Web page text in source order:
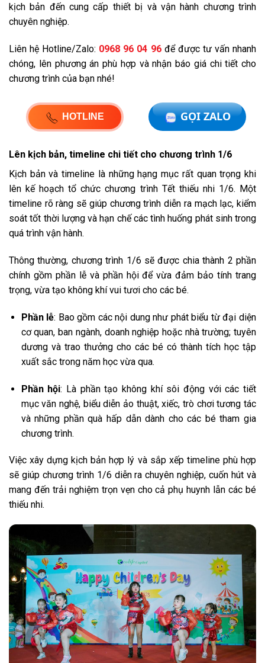
kịch bản đến cung cấp thiết bị và vận hành chương trình
chuyên nghiệp.
Liên hệ Hotline/Zalo: 0968 96 04 96để được tư vấn nhanh
chóng, lên phương án phù hợp và nhận báo giá chi tiết cho
chương trình của bạn nhé!
HOTLINE GỌI ZALO
Lên kịch bản, timeline chi tiết cho chương trình 1/6
Kịch bản và timeline là những hạng mục rất quan trọng khi
lên kế hoạch tổ chức chương trình Tết thiếu nhi 1/6. Một
timeline rõ ràng sẽ giúp chương trình diễn ra mạch lạc, kiểm
soát tốt thời lượng và hạn chế các tình huống phát sinh trong
quá trình vận hành.
Thông thường, chương trình 1/6 sẽ được chia thành 2 phần
chính gồm phần lễ và phần hội để vừa đảm bảo tính trang
trọng, vừa tạo không khí vui tươi cho các bé.
Phần lễ: Bao gồm các nội dung như phát biểu từ đại diện
cơ quan, ban ngành, doanh nghiệp hoặc nhà trường; tuyên
dương và trao thưởng cho các bé có thành tích học tập
xuất sắc trong năm học vừa qua.
Phần hội: Là phần tạo không khí sôi động với các tiết
mục văn nghệ, biểu diễn ảo thuật, xiếc, trò chơi tương tác
và những phần quà hấp dẫn dành cho các bé tham gia
chương trình.
Việc xây dựng kịch bản hợp lý và sắp xếp timeline phù hợp
sẽ giúp chương trình 1/6 diễn ra chuyên nghiệp, cuốn hút và
mang đến trải nghiệm trọn vẹn cho cả phụ huynh lẫn các bé
thiếu nhi.